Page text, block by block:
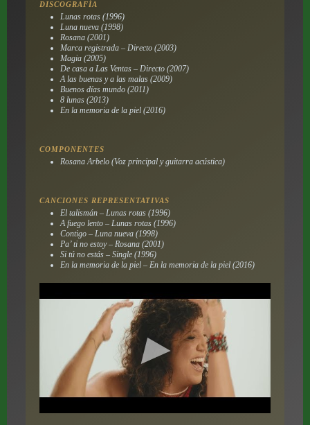
DISCOGRAFÍA
Lunas rotas (1996)
Luna nueva (1998)
Rosana (2001)
Marca registrada – Directo (2003)
Magia (2005)
De casa a Las Ventas – Directo (2007)
A las buenas y a las malas (2009)
Buenos días mundo (2011)
8 lunas (2013)
En la memoria de la piel (2016)
COMPONENTES
Rosana Arbelo (Voz principal y guitarra acústica)
CANCIONES REPRESENTATIVAS
El talismán – Lunas rotas (1996)
A fuego lento – Lunas rotas (1996)
Contigo – Luna nueva (1998)
Pa’ ti no estoy – Rosana (2001)
Si tú no estás – Single (1996)
En la memoria de la piel – En la memoria de la piel (2016)